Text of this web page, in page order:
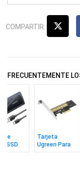
COMPARTIR:
FRECUENTEMENTE
SSD
3.2
Tarjeta
Ugreen Para
Disco SSD M.2